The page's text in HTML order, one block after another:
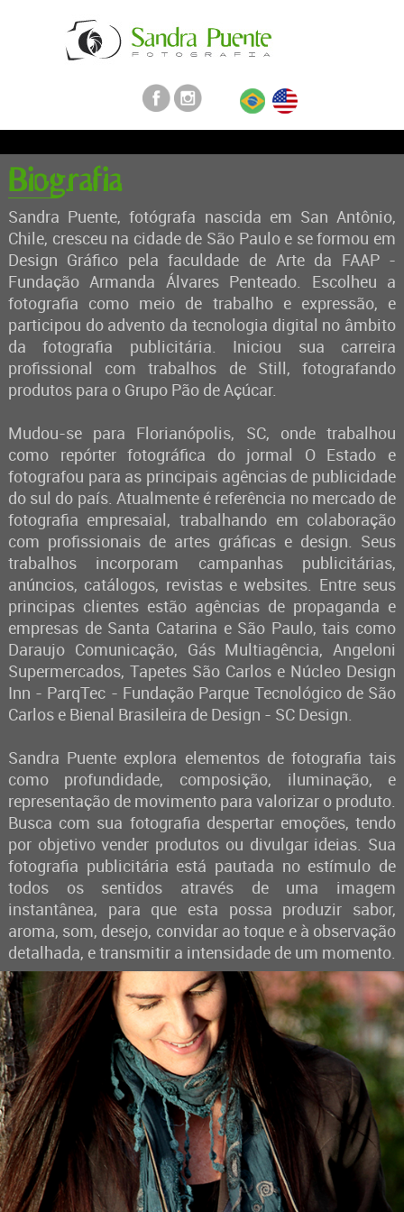
Biografia
Sandra Puente, fotógrafa nascida em San Antônio,
Chile, cresceu na cidade de São Paulo e se formou em
Design Gráfico pela faculdade de Arte da FAAP -
Fundação Armanda Álvares Penteado. Escolheu a
fotografia como meio de trabalho e expressão, e
participou do advento da tecnologia digital no âmbito
da fotografia publicitária. Iniciou sua carreira
profissional com trabalhos de Still, fotografando
produtos para o Grupo Pão de Açúcar.
Mudou-se para Florianópolis, SC, onde trabalhou
como repórter fotográfica do jormal O Estado e
fotografou para as principais agências de publicidade
do sul do país. Atualmente é referência no mercado de
fotografia empresaial, trabalhando em colaboração
com profissionais de artes gráficas e design. Seus
trabalhos incorporam campanhas publicitárias,
anúncios, catálogos, revistas e websites. Entre seus
principas clientes estão agências de propaganda e
empresas de Santa Catarina e São Paulo, tais como
Daraujo Comunicação, Gás Multiagência, Angeloni
Supermercados, Tapetes São Carlos e Núcleo Design
Inn - ParqTec - Fundação Parque Tecnológico de São
Carlos e Bienal Brasileira de Design - SC Design.
Sandra Puente explora elementos de fotografia tais
como profundidade, composição, iluminação, e
representação de movimento para valorizar o produto.
Busca com sua fotografia despertar emoções, tendo
por objetivo vender produtos ou divulgar ideias. Sua
fotografia publicitária está pautada no estímulo de
todos os sentidos através de uma imagem
instantânea, para que esta possa produzir sabor,
aroma, som, desejo, convidar ao toque e à observação
detalhada, e transmitir a intensidade de um momento.